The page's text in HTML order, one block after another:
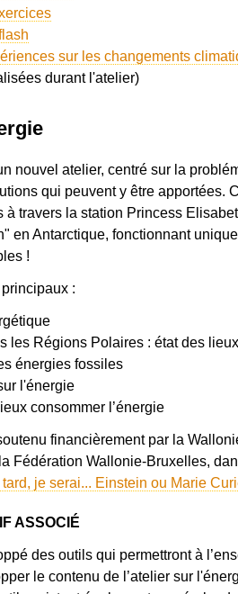
sur les changements
durant l'atelier)
nouvel atelier, centré sur la
qui peuvent y être apportées.
à travers la station Princess
en Antarctique, fonctionnant
!
:
les Régions Polaires : état des
énergies fossiles
l'énergie
consommer l’énergie
financièrement par la
Fédération Wallonie-Bruxelles,
je serai... Einstein ou Marie
ASSOCIÉ
des outils qui permettront à
le contenu de l’atelier sur